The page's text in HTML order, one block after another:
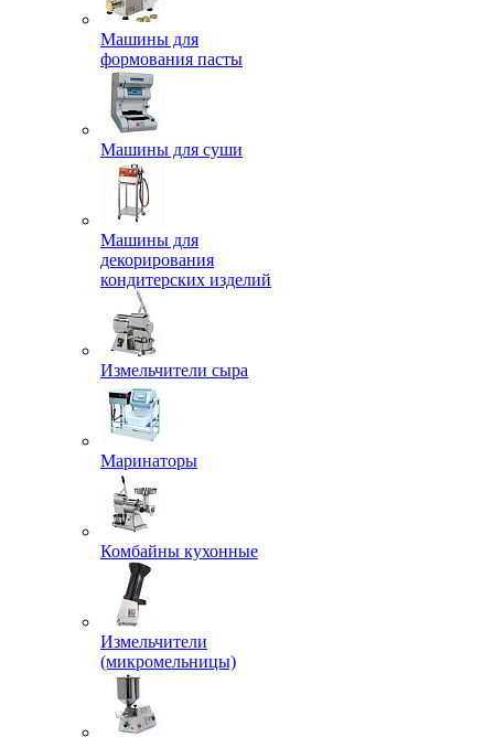
Машины для
формования пасты
Машины для суши
Машины для
декорирования
кондитерских изделий
Измельчители сыра
Маринаторы
Комбайны кухонные
Измельчители
(микромельницы)